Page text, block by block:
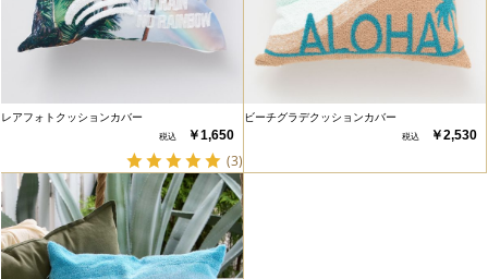
レアフォトクッションカバー
￥1,650
(3)
ビーチグラデクッションカバー
￥2,530